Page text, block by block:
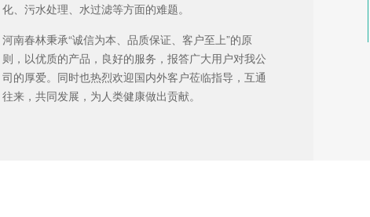
化、污水处理、水过滤等方面的难题。
河南春林秉承“诚信为本、品质保证、客户至上”的原
则，以优质的产品，良好的服务，报答广大用户对我公
司的厚爱。同时也热烈欢迎国内外客户莅临指导，互通
往来，共同发展，为人类健康做出贡献。